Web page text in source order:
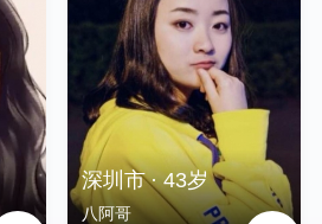
深圳市 · 43岁
八阿哥